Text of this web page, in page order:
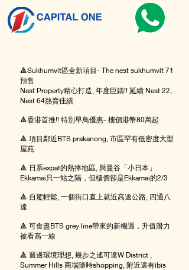
🔺Sukhumvit區全新項目- The nest sukhumvit 71
預售
Nest Property精心打造, 年度巨鑄!! 延續 Nest 22,
Nest 64熱賣佳績
🔺香港首推!! 特別早鳥優惠- 樓價港幣80萬起
🔺 項目鄰近BTS prakanong, 市區罕有低密度大型
屋苑
🔺 日系expat的熱捧地區, 與曼谷「小日本」
Ekkamai只一站之隔，但樓價卻是Ekkamai的2/3
🔺 自駕輕鬆, 一個街口直上就近高速公路, 四通八
達
🔺 可食盡BTS grey line帶來的新機遇，升值潛力
被看高一線
🔺 週邊環境理想, 幾步之遙可達W District ,
Summer Hills 商場隨時shopping, 附近還有ibis